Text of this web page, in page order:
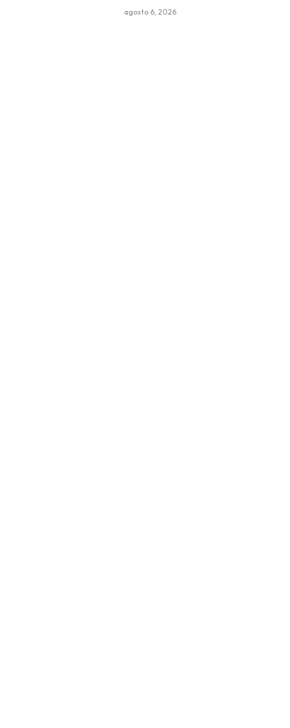
agosto 6, 2026